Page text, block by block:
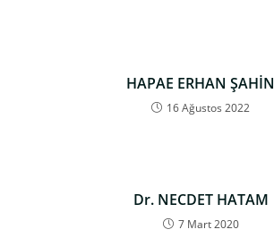
HAPAE ERHAN ŞAHİN
16 Ağustos 2022
Dr. NECDET HATAM
7 Mart 2020